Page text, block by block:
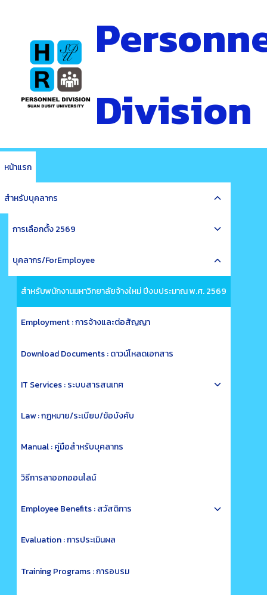
content
Division
หน้าแรก
สำหรับบุคลากร
Toggle
menu
การเลือกตั้ง 2569
Toggle
menu
บุคลากร/ForEmployee
Toggle
child
menu
สำหรับพนักงานมหาวิทยาลัยจ้างใหม่ ปีงบประมาณ พ.ศ. 2569
Employment : การจ้างและต่อสัญญา
Download Documents : ดาวน์โหลดเอกสาร
IT Services : ระบบสารสนเทศ
Toggle
Law : กฏหมาย/ระเบียบ/ข้อบังคับ
Manual : คู่มือสำหรับบุคลากร
วิธีการลาออกออนไลน์
Employee Benefits : สวัสดิการ
Toggle
Evaluation : การประเมินผล
Training Programs : การอบรม